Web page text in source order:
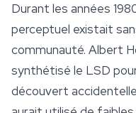
Durant les années
perceptuel existait
communauté. Albert
synthétisé le LSD
découvert